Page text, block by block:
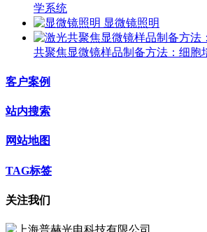
学系统
显微镜照明
共聚焦显微镜样品制备方法：细胞
客户案例
站内搜索
网站地图
TAG标签
关注我们